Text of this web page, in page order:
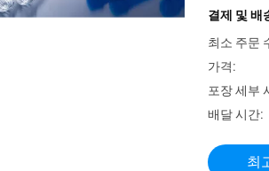
결제 및 배
최소 주문
가격:
포장 세부
배달 시간:
최